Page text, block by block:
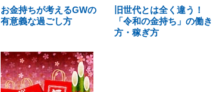
お金持ちが考えるGWの
有意義な過ごし方
旧世代とは全く違う！
「令和の金持ち」の働き
方・稼ぎ方